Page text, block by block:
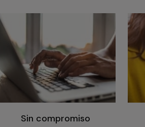
Sin compromiso